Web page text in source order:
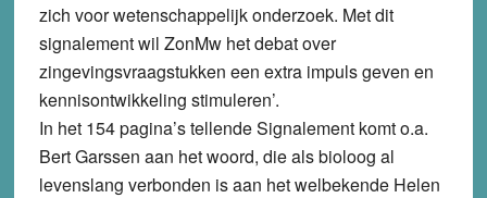
zich voor wetenschappelijk onderzoek. Met dit
signalement wil ZonMw het debat over
zingevingsvraagstukken een extra impuls geven en
kennisontwikkeling stimuleren’.
In het 154 pagina’s tellende Signalement komt o.a.
Bert Garssen aan het woord, die als bioloog al
levenslang verbonden is aan het welbekende Helen